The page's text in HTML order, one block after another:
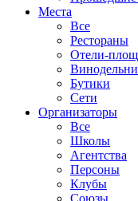
Места
Все
Рестораны
Отели-
Винодельни
Бутики
Сети
Организаторы
Все
Школы
Агентства
Персоны
Клубы
Союзы